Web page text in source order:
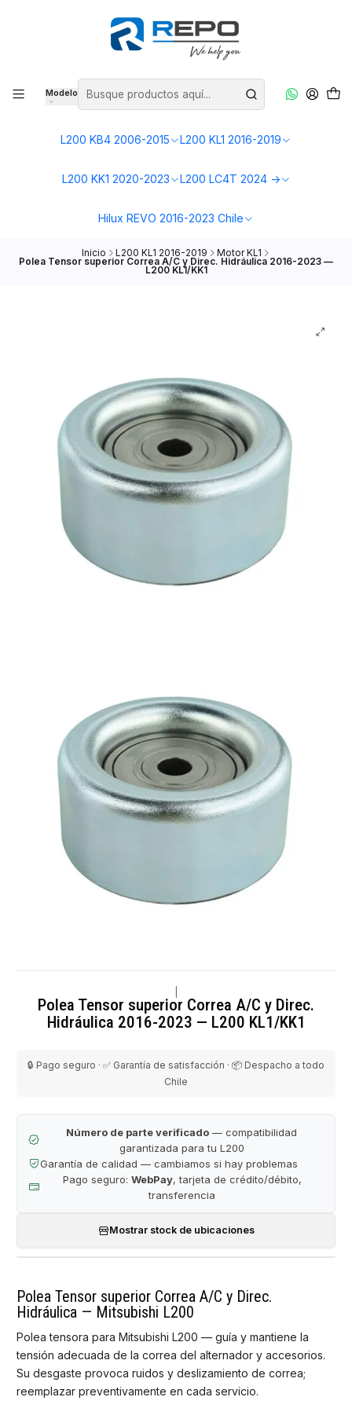
Modelo
L200 KB4 2006-2015 L200 KL1 2016-2019
L200 KK1 2020-2023 L200 LC4T 2024 ->
Hilux REVO 2016-2023 Chile
Inicio L200 KL1 2016-2019 Motor KL1
Polea Tensor superior Correa A/C y Direc. Hidráulica 2016-2023 —
L200 KL1/KK1
Polea Tensor superior Correa A/C y Direc.
Hidráulica 2016-2023 — L200 KL1/KK1
🔒 Pago seguro · ✅ Garantía de satisfacción · 📦 Despacho a todo
Chile
Número de parte verificado — compatibilidad
garantizada para tu L200
Garantía de calidad — cambiamos si hay problemas
Pago seguro: WebPay, tarjeta de crédito/débito,
transferencia
Mostrar stock de ubicaciones
Polea Tensor superior Correa A/C y Direc.
Hidráulica — Mitsubishi L200
Polea tensora para Mitsubishi L200 — guía y mantiene la
tensión adecuada de la correa del alternador y accesorios.
Su desgaste provoca ruidos y deslizamiento de correa;
reemplazar preventivamente en cada servicio.